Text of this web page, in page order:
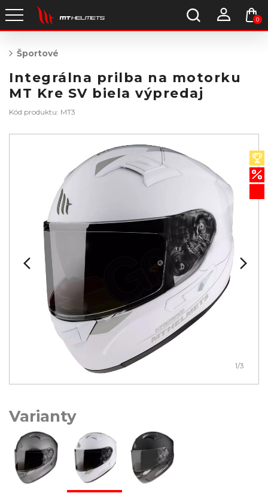
0
Športové
Integrálna prilba na motorku
MT Kre SV biela výpredaj
Kód produktu: MT3
1/3
Varianty